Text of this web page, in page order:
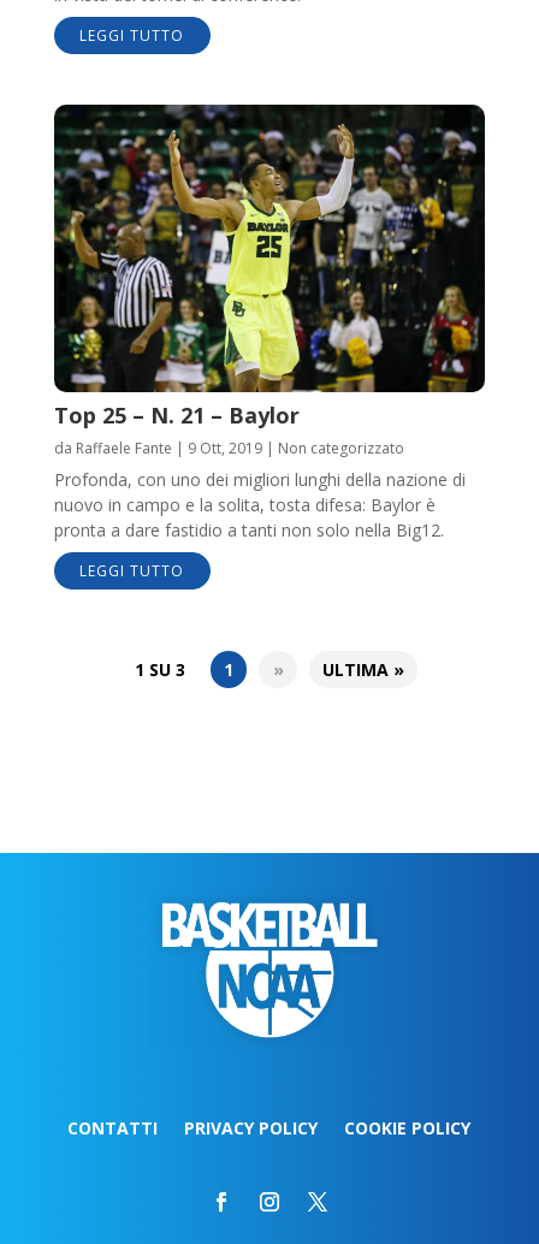
LEGGI TUTTO
Top 25 – N. 21 – Baylor
da Raffaele Fante | 9 Ott, 2019| Non categorizzato
Profonda, con uno dei migliori lunghi della nazione di
nuovo in campo e la solita, tosta difesa: Baylor è
pronta a dare fastidio a tanti non solo nella Big12.
LEGGI TUTTO
1 SU 3 1 » ULTIMA »
CONTATTI PRIVACY POLICY COOKIE POLICY